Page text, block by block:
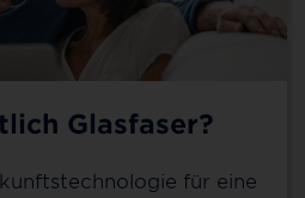
Glasfaser?
für eine